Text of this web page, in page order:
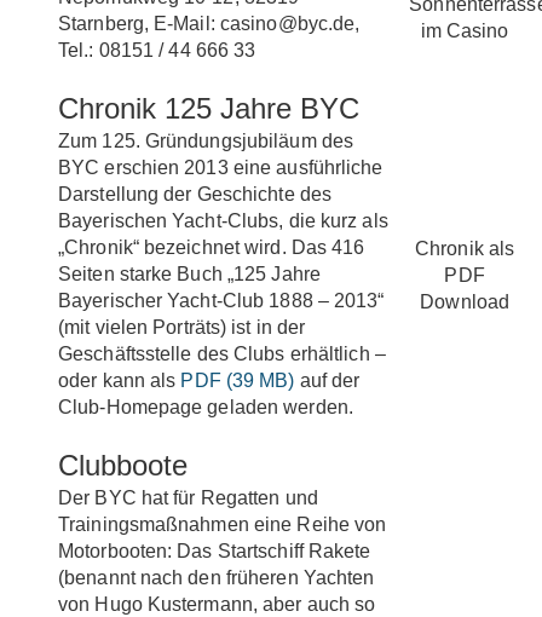
Starnberg, E-Mail: casino@byc.de,
Tel.: 08151 / 44 666 33
im Casino
Chronik 125 Jahre BYC
Zum 125. Gründungsjubiläum des
BYC erschien 2013 eine ausführliche
Darstellung der Geschichte des
Bayerischen Yacht-Clubs, die kurz als
„Chronik“ bezeichnet wird. Das 416
Seiten starke Buch „125 Jahre
Bayerischer Yacht-Club 1888 – 2013“
(mit vielen Porträts) ist in der
Geschäftsstelle des Clubs erhältlich –
oder kann als PDF (39 MB) auf der
Club-Homepage geladen werden.
Chronik als
PDF
Download
Clubboote
Der BYC hat für Regatten und
Trainingsmaßnahmen eine Reihe von
Motorbooten: Das Startschiff Rakete
(benannt nach den früheren Yachten
von Hugo Kustermann, aber auch so